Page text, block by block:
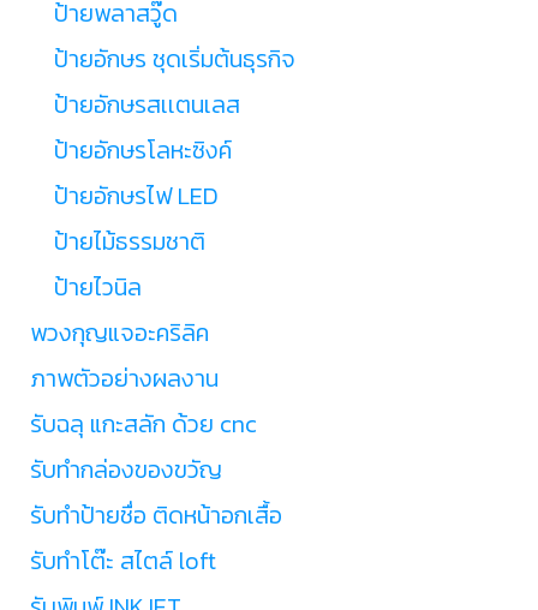
ป้ายพลาสวู๊ด
ป้ายอักษร ชุดเริ่มต้นธุรกิจ
ป้ายอักษรสเเตนเลส
ป้ายอักษรโลหะซิงค์
ป้ายอักษรไฟ LED
ป้ายไม้ธรรมชาติ
ป้ายไวนิล
พวงกุญแจอะคริลิค
ภาพตัวอย่างผลงาน
รับฉลุ แกะสลัก ด้วย cnc
รับทำกล่องของขวัญ
รับทำป้ายชื่อ ติดหน้าอกเสื้อ
รับทำโต๊ะ สไตล์ loft